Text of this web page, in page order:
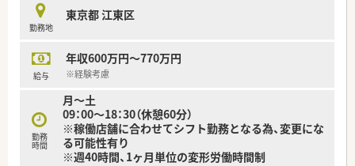
勤務地
東京都 江東区
給与
年収600万円～770万円
※経験考慮
勤務
時間
月～土
09：00～18：30（休憩60分）
※稼働店舗に合わせてシフト勤務となる為、変更にな
る可能性有り
※週40時間、1ヶ月単位の変形労働時間制